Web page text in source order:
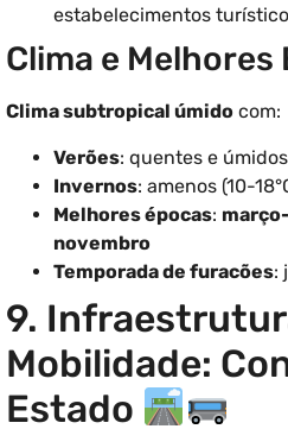
estabelecimentos
Clima e Melhores
Clima subtropical úmido com:
Verões: quentes e
Invernos: amenos (10-
Melhores épocas:
novembro
Temporada de furacões:
9.
Mobilidade:
Estado